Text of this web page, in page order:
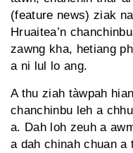
(feature news) ziak
Hruaitea’n
zawng kha, hetiang
a ni lul lo ang.
A thu ziah tàwpah
chanchinbu leh a
a. Dah loh zeuh a
a dah chinah chuan a